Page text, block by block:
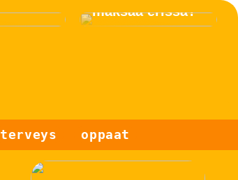
maksaa erissä?
terveys oppaat